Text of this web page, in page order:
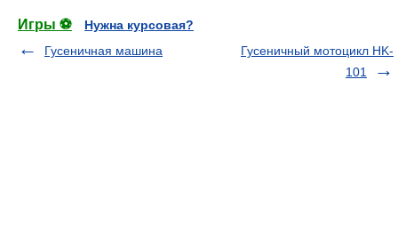
Игры ⚽
Нужна курсовая?
Гусеничная машина
Гусеничный мотоцикл HK-
101